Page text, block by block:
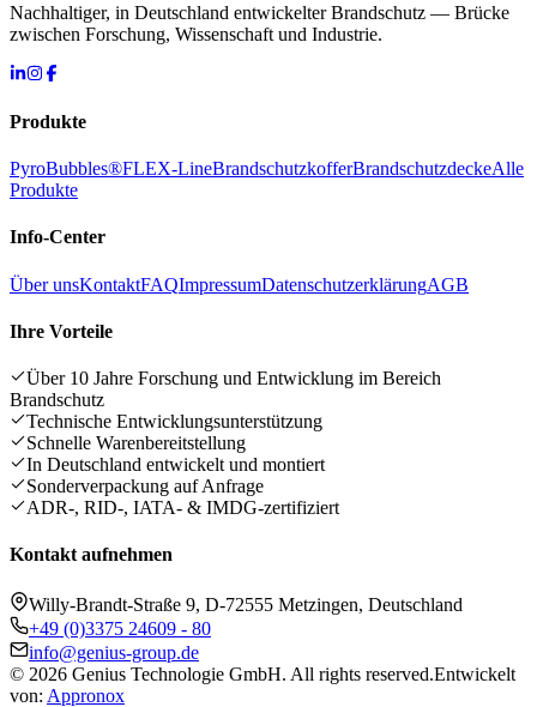
Nachhaltiger, in Deutschland entwickelter Brandschutz — Brücke
zwischen Forschung, Wissenschaft und Industrie.
Produkte
PyroBubbles®FLEX-LineBrandschutzkofferBrandschutzdeckeAlle
Produkte
Info-Center
Über unsKontaktFAQImpressumDatenschutzerklärungAGB
Ihre Vorteile
Über 10 Jahre Forschung und Entwicklung im Bereich
Brandschutz
Technische Entwicklungsunterstützung
Schnelle Warenbereitstellung
In Deutschland entwickelt und montiert
Sonderverpackung auf Anfrage
ADR-, RID-, IATA- & IMDG-zertifiziert
Kontakt aufnehmen
Willy-Brandt-Straße 9, D-72555 Metzingen, Deutschland
+49 (0)3375 24609 - 80
info@genius-group.de
© 2026 Genius Technologie GmbH. All rights reserved.Entwickelt
von: Appronox